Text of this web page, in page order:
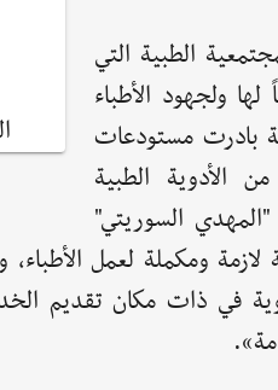
الطبية التي
ولجهود الأطباء
بادرت مستودعات
الأدوية الطبية
"المهدي السوريتي"
ومكملة لعمل
في ذات مكان تقديم